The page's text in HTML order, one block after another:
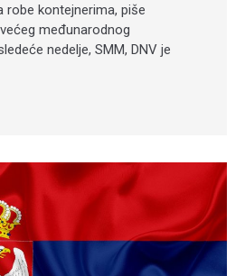
kontejnerima, piše
međunarodnog
nedelje, SMM, DNV je